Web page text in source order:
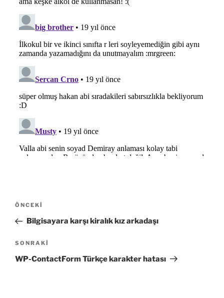
Yazı
Önceki
Yazı
ÖNCEKI
Bilgisayara karşı kiralık kız arkadaşı
Sonraki
Yazı
SONRAKI
WP-ContactForm Türkçe karakter hatası